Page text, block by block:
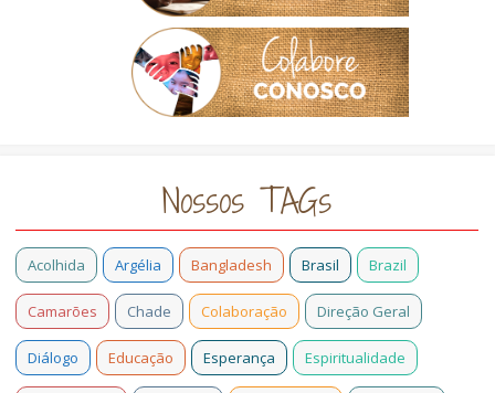
Nossos TAGs
Acolhida Argélia Bangladesh Brasil Brazil
Camarões Chade Colaboração Direção Geral
Diálogo Educação Esperança Espiritualidade